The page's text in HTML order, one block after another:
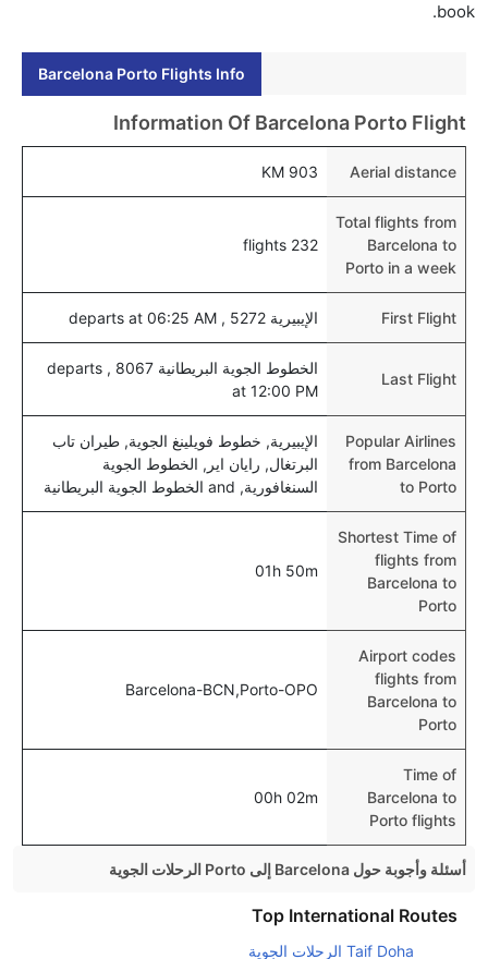
book.
Barcelona Porto Flights Info
Information Of Barcelona Porto Flight
Aerial distance
903 KM
Total flights from
Barcelona to
Porto in a week
232 flights
First Flight الإيبيرية 5272 , departs at 06:25 AM
Last Flight
الخطوط الجوية البريطانية 8067 , departs
at 12:00 PM
Popular Airlines
from Barcelona
to Porto
الإيبيرية, خطوط فويلينغ الجوية, طيران تاب
البرتغال, رايان اير, الخطوط الجوية
السنغافورية, and الخطوط الجوية البريطانية
Shortest Time of
flights from
Barcelona to
Porto
01h 50m
Airport codes
flights from
Barcelona to
Porto
Barcelona-BCN,Porto-OPO
Time of
Barcelona to
Porto flights
00h 02m
أسئلة وأجوبة حول Barcelona إلى Porto الرحلات الجوية
هل صحيح أن تستغرق وقتا أقل في رحلة مباشرة من
Top International Routes
Taif Doha الرحلات الجوية